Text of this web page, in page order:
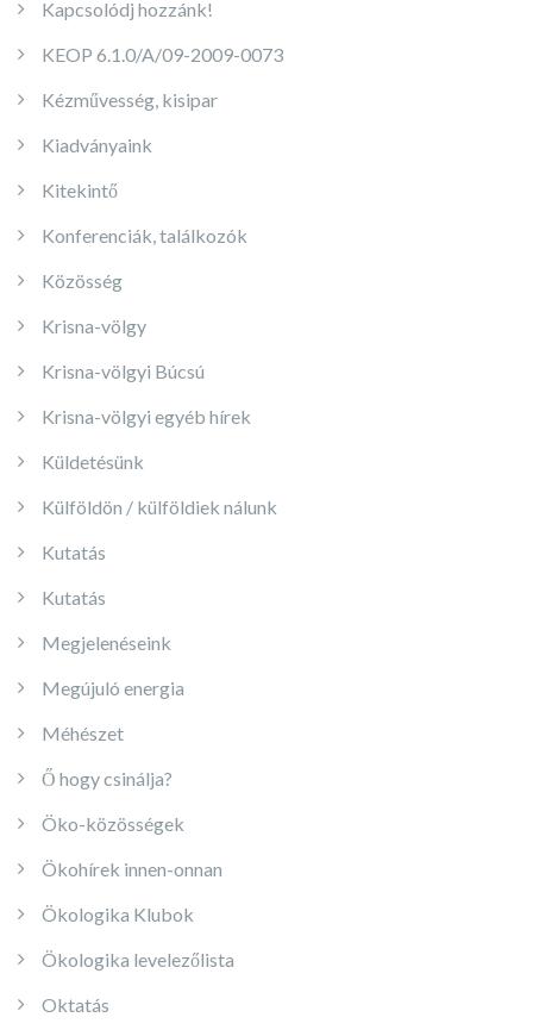
Kapcsolódj hozzánk!
KEOP 6.1.0/A/09-2009-0073
Kézművesség, kisipar
Kiadványaink
Kitekintő
Konferenciák, találkozók
Közösség
Krisna-völgy
Krisna-völgyi Búcsú
Krisna-völgyi egyéb hírek
Küldetésünk
Külföldön / külföldiek nálunk
Kutatás
Kutatás
Megjelenéseink
Megújuló energia
Méhészet
Ő hogy csinálja?
Öko-közösségek
Ökohírek innen-onnan
Ökologika Klubok
Ökologika levelezőlista
Oktatás